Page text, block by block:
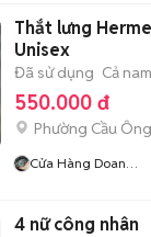
Thắt lưng
Unisex
Đã sử dụng Cả
550.000 đ
Phường Cầu
Cửa Hàng Doan
4 nữ công nhân